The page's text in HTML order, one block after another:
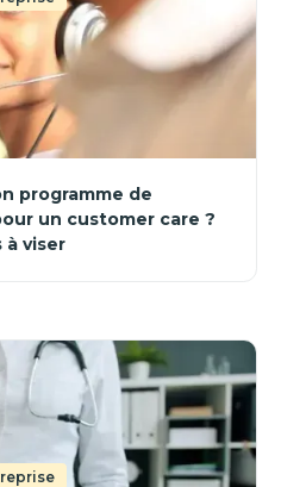
programme de
un customer care ?
à viser